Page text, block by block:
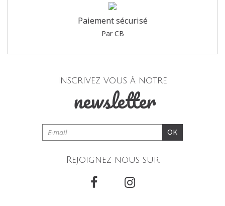
Paiement sécurisé
Par CB
Inscrivez vous à notre
newsletter
OK
Rejoignez nous sur